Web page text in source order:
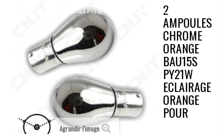
CHROME ORANGE BAU15S PY21W ECLAIRAGE ORANGE POUR REPETITEUR
Agrandir l'image
2
AMPOULES
CHROME
ORANGE
BAU15S
PY21W
ECLAIRAGE
ORANGE
POUR